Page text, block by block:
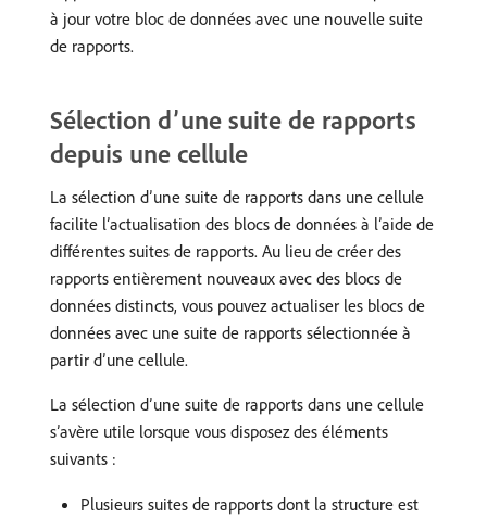
à jour votre bloc de données avec une nouvelle suite
de rapports.
Sélection d’une suite de rapports
depuis une cellule
La sélection d’une suite de rapports dans une cellule
facilite l’actualisation des blocs de données à l’aide de
différentes suites de rapports. Au lieu de créer des
rapports entièrement nouveaux avec des blocs de
données distincts, vous pouvez actualiser les blocs de
données avec une suite de rapports sélectionnée à
partir d’une cellule.
La sélection d’une suite de rapports dans une cellule
s’avère utile lorsque vous disposez des éléments
suivants :
Plusieurs suites de rapports dont la structure est